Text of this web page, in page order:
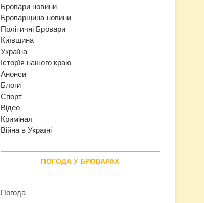
Бровари новини
Броварщина новини
Політичні Бровари
Київщина
Україна
Історїя нашого краю
Анонси
Блоги
Спорт
Відео
Кримінал
Війна в Україні
ПОГОДА У БРОВАРАХ
Погода